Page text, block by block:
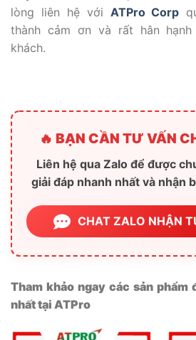
lòng liên hệ với ATPro Corp
thành cảm ơn và rất hân
khách.
🔥 BẠN CẦN TƯ VẤN
Liên hệ qua Zalo để được
giải đáp nhanh nhất và nhận
CHAT ZALO NHẬN
Tham khảo ngay các sản phẩm
nhất tại ATPro